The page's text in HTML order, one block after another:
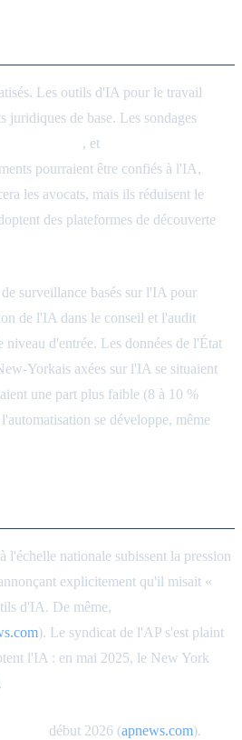
Les outils d'IA pour le travail
juridiques de base. Les sondages
, et
pourraient être confiés à l'IA,
les avocats, mais ils réduisent le
des plateformes de découverte
surveillance basés sur l'IA pour
de l'IA dans le conseil et l'audit
niveau d'entrée. Les données de l'État
Yorkais axées sur l'IA se situaient
une part plus faible (8 à 10 %
se développe, même
l'échelle nationale subissent la pression
explicitement qu'il misait «
d'IA. De même,
). Le syndicat de l'AP s'est plaint
l'IA : en mai 2025, le New York
début 2026 (apnews.com).